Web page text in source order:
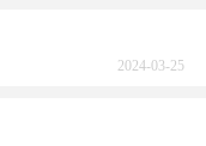
2024-03-25